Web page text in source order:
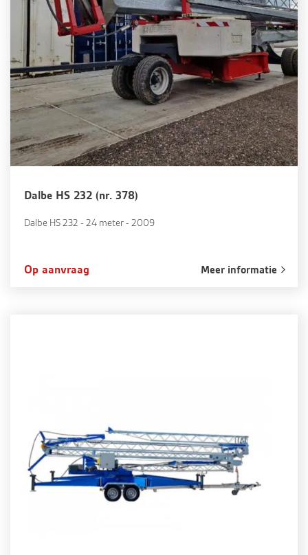
Dalbe HS 232 (nr. 378)
Dalbe HS 232 - 24 meter - 2009
Op aanvraag Meer informatie